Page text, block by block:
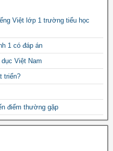
Việt lớp 1 trường tiểu học
1 có đáp án
Việt Nam
triển?
điểm thường gặp